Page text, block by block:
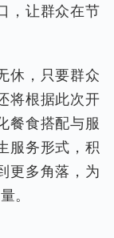
，让群众在节
休，只要群众
将根据此次开
餐食搭配与服
服务形式，积
更多角落，为
。